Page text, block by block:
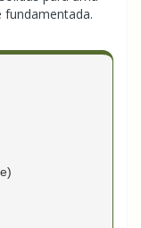
fundamentada.